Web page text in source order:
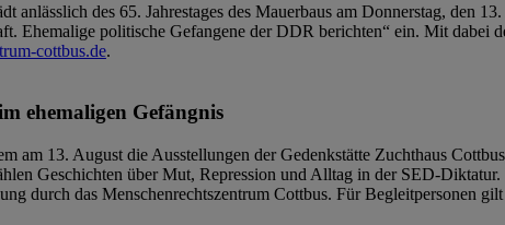
anlässlich des 65. Jahrestages des Mauerbaus am Donnerstag,
Ehemalige politische Gefangene der DDR berichten“ ein. Mit
cottbus.de.
ehemaligen Gefängnis
am 13. August die Ausstellungen der Gedenkstätte Zuchthaus
Geschichten über Mut, Repression und Alltag in der SED-
durch das Menschenrechtszentrum Cottbus. Für Begleitpersonen